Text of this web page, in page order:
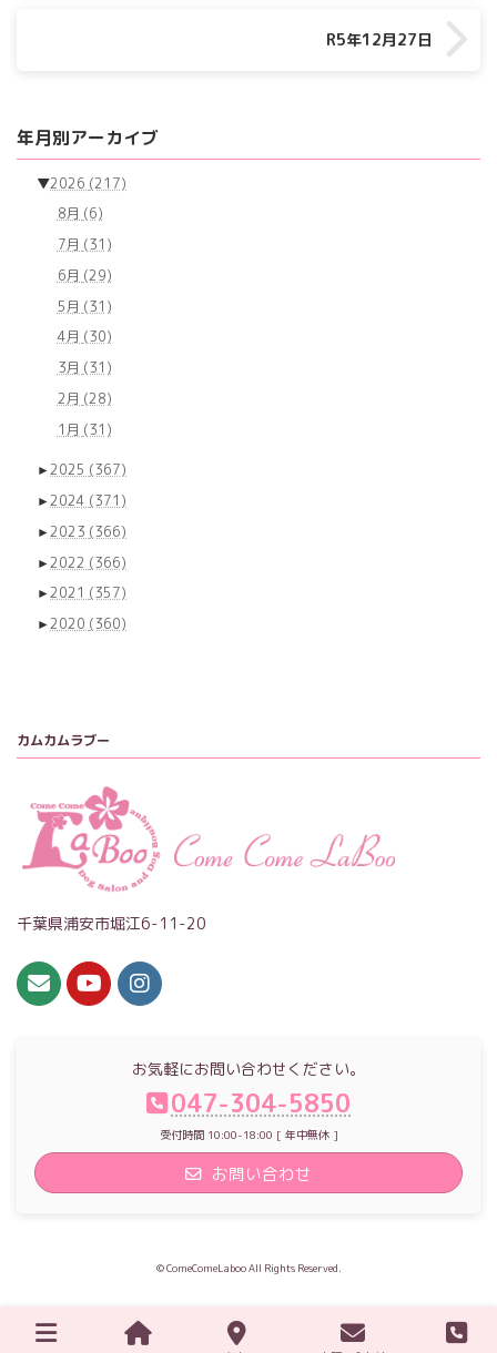
R5年12月27日
年月別アーカイブ
▼2026 (217)
8月 (6)
7月 (31)
6月 (29)
5月 (31)
4月 (30)
3月 (31)
2月 (28)
1月 (31)
►2025 (367)
►2024 (371)
►2023 (366)
►2022 (366)
►2021 (357)
►2020 (360)
カムカムラブー
千葉県浦安市堀江6-11-20
お気軽にお問い合わせください。
047-304-5850
受付時間 10:00-18:00 [ 年中無休 ]
お問い合わせ
© ComeComeLaboo All Rights Reserved.